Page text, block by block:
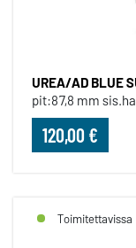
UREA/AD BLUE
pit:87,8 mm
120,00 €
Toimitettavissa